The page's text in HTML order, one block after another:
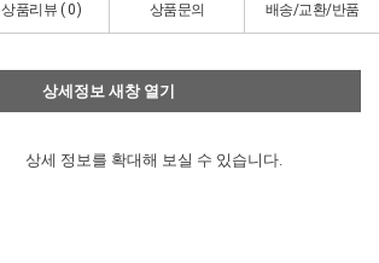
상품리뷰 ( 0) 상품문의 배송/교환/반품
상세정보 새창 열기
상세 정보를 확대해 보실 수 있습니다.